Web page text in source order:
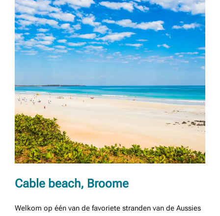
Cable beach, Broome
Welkom op één van de favoriete stranden van de Aussies